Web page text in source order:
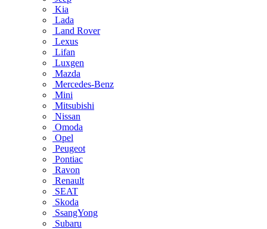
Kia
Lada
Land Rover
Lexus
Lifan
Luxgen
Mazda
Mercedes-Benz
Mini
Mitsubishi
Nissan
Omoda
Opel
Peugeot
Pontiac
Ravon
Renault
SEAT
Skoda
SsangYong
Subaru